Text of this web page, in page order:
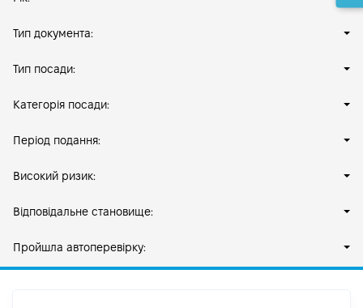
Тип документа:
Тип посади:
Категорія посади:
Період подання:
Високий ризик:
Відповідальне становище:
Пройшла автоперевірку: